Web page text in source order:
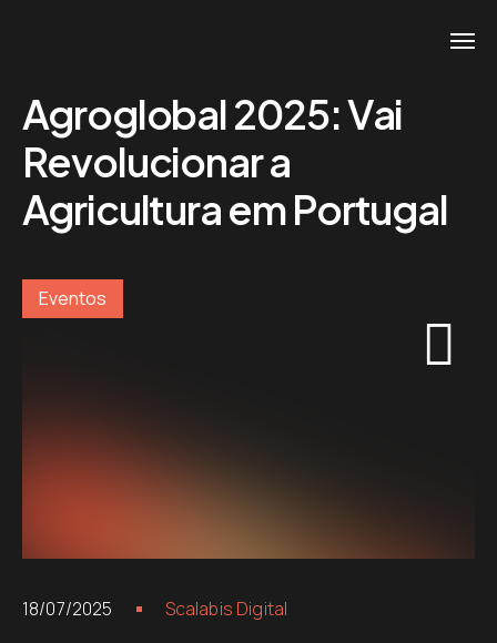
Agroglobal 2025: Vai
Revolucionar a
Agricultura em Portugal
Eventos
18/07/2025 Scalabis Digital